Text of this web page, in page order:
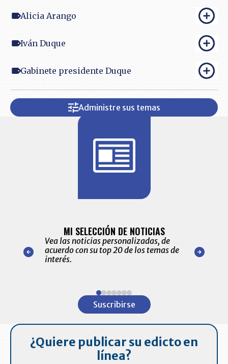
Alicia Arango
Iván Duque
Gabinete presidente Duque
Administre sus temas
nuestro
para
MI SELECCIÓN DE NOTICIAS
Vea las noticias personalizadas, de
acuerdo con su top 20 de los temas de
interés.
de las
Suscribirse
¿Quiere publicar su edicto en
línea?